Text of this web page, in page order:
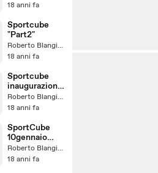
18 anni fa
Sportcube
"Part2"
Roberto Blangiardi
18 anni fa
Sportcube
inaugurazione
3 Gennaio
"Part1"
Roberto Blangiardi
18 anni fa
SportCube
10gennaio
"Part2"
spettacoli di
Roberto Blangiardi
18 anni fa